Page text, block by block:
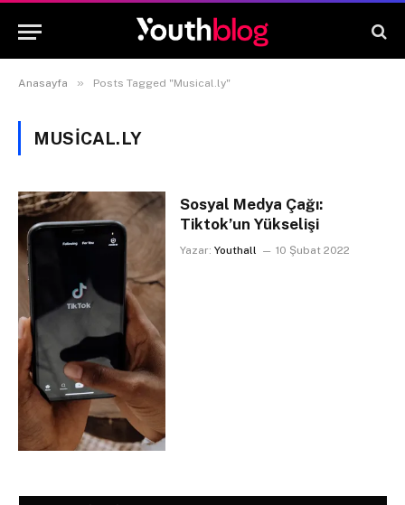
Anasayfa » Posts Tagged "Musical.ly"
MUSICAL.LY
Sosyal Medya Çağı:
Tiktok’un Yükselişi
Yazar: Youthall 10 Şubat 2022